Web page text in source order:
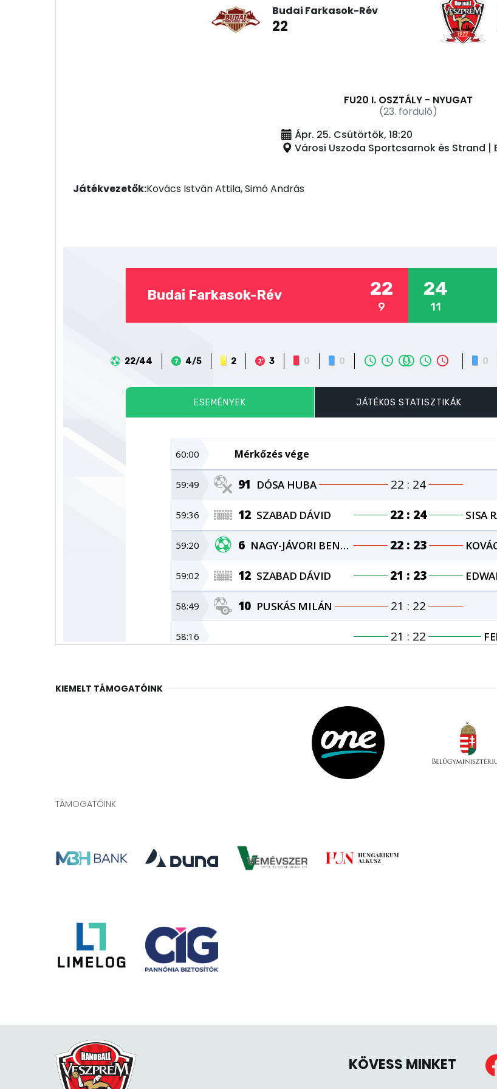
Budai Farkasok-Rév
22
FU20 I. OSZTÁLY - NYUGAT
(23. forduló)
Ápr. 25. Csütörtök, 18:20
Városi Uszoda Sportcsarnok és Strand |
Játékvezetők:Kovács István Attila, Simó András
KIEMELT TÁMOGATÓINK
TÁMOGATÓINK
KÖVESS MINKET